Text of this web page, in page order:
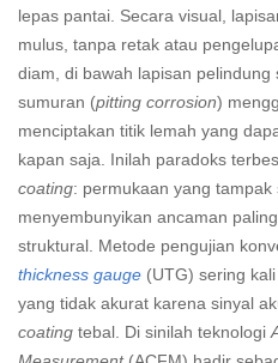
lepas pantai. Secara visual,
mulus, tanpa retak atau
diam, di bawah lapisan
sumuran (pitting corrosion)
menciptakan titik lemah yang
kapan saja. Inilah paradoks
coating: permukaan yang
menyembunyikan ancaman
struktural. Metode pengujian
thickness gauge (UTG) sering
yang tidak akurat karena sinyal
coating tebal. Di sinilah teknologi